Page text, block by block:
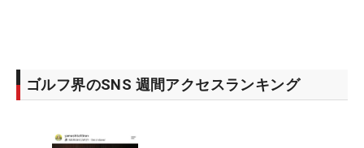
ゴルフ界のSNS 週間アクセスランキング